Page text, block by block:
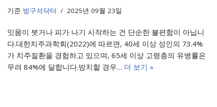
기준 방구석닥터 2025년 09월 23일
잇몸이 붓거나 피가 나기 시작하는 건 단순한 불편함이 아닙니
다.대한치주과학회(2022)에 따르면, 40세 이상 성인의 73.4%
가 치주질환을 경험하고 있으며, 65세 이상 고령층의 유병률은
무려 84%에 달합니다.방치할 경우… 더 보기 »